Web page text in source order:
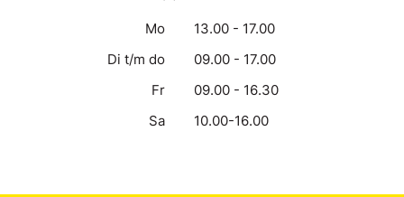
Mo
13.00 - 17.00
Di t/m do
09.00 - 17.00
Fr
09.00 - 16.30
Sa
10.00-16.00